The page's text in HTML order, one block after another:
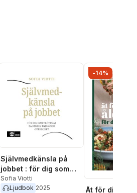
Självmedkänsla på
jobbet : för dig som
tröttnat på stress,
press och otrygghet
Sofia Viotti
Ljudbok 2025
-14%
Ät för din